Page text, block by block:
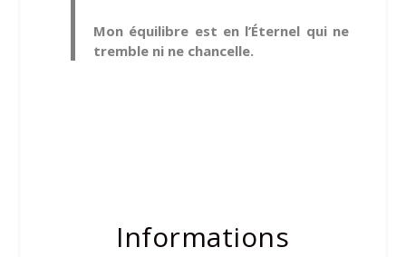
Mon équilibre est en l’Éternel qui ne
tremble ni ne chancelle.
Informations